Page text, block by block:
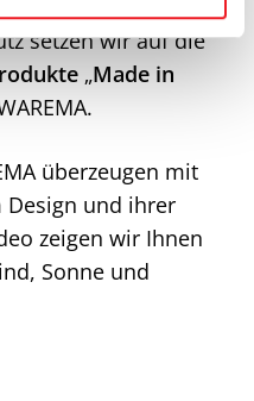
setzen wir auf die
„Made in
überzeugen mit
Design und ihrer
zeigen wir Ihnen
Sonne und